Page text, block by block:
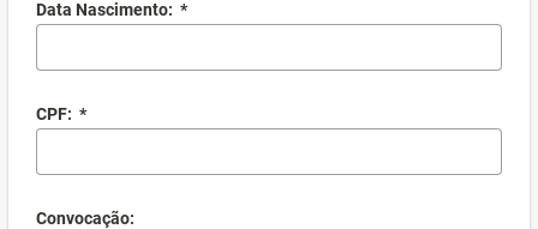
Data Nascimento: *
CPF: *
Convocação: